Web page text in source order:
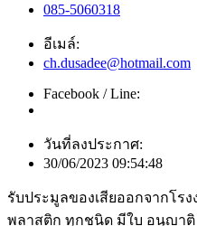
085-5060318
อีเมล์:
ch.dusadee@hotmail.com
Facebook / Line:
วันที่ลงประกาศ:
30/06/2023 09:54:48
รับประมูลของเสียออกจากโร
พลาสติก ทุกชนิด มีใบ อนุญาติ